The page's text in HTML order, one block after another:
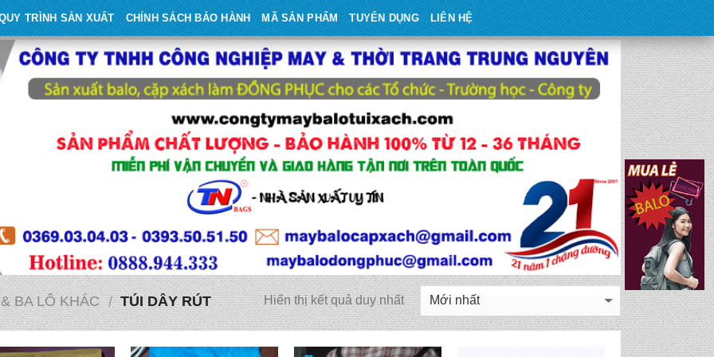
TRÌNH SẢN XUẤT CHÍNH SÁCH BẢO HÀNH MÃ SẢN PHẨM TUYỂN DỤNG LIÊN HỆ
BA LÔ KHÁC / TÚI DÂY RÚT Hiển thị kết quả duy nhất